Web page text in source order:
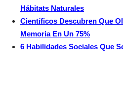
Hábitats Naturales
Científicos Descubren Que
Memoria En Un 75%
6 Habilidades Sociales Que